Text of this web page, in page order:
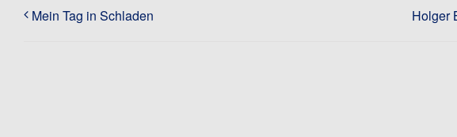
Mein Tag in Schladen Holger